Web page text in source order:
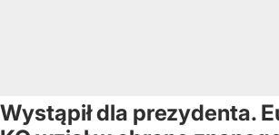
Wystąpił dla prezydenta.